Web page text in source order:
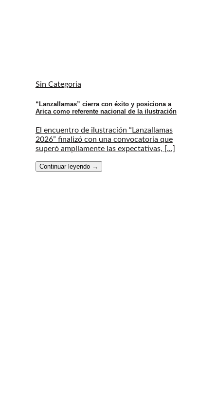
Sin Categoria
“Lanzallamas” cierra con éxito y posiciona a
Arica como referente nacional de la ilustración
El encuentro de ilustración “Lanzallamas
2026” finalizó con una convocatoria que
superó ampliamente las expectativas, [...]
Continuar leyendo →